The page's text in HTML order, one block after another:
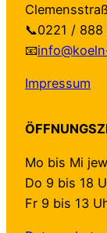
📞0221 /
📧
Impressum
Mo bis Mi
Do 9 bis 18
Fr 9 bis 13